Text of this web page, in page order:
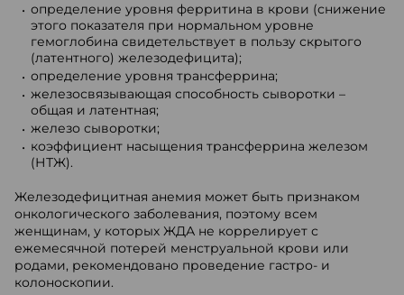
определение уровня ферритина в крови (снижение
этого показателя при нормальном уровне
гемоглобина свидетельствует в пользу скрытого
(латентного) железодефицита);
определение уровня трансферрина;
железосвязывающая способность сыворотки –
общая и латентная;
железо сыворотки;
коэффициент насыщения трансферрина железом
(НТЖ).
Железодефицитная анемия может быть признаком
онкологического заболевания, поэтому всем
женщинам, у которых ЖДА не коррелирует с
ежемесячной потерей менструальной крови или
родами, рекомендовано проведение гастро- и
колоноскопии.